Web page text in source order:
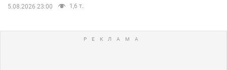
5.08.2026 23:00 1,6 т.